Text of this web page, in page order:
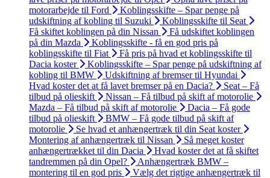
motorarbejde til Ford
Koblingsskifte – Spar penge på
udskiftning af kobling til Suzuki
Koblingsskifte til Seat
Få skiftet koblingen på din Nissan
Få udskiftet koblingen
på din Mazda
Koblingsskifte - få en god pris på
koblingsskifte til Fiat
Få pris på hvad et koblingsskifte til
Dacia koster
Koblingsskifte – Spar penge på udskiftning af
kobling til BMW
Udskiftning af bremser til Hyundai
Hvad koster det at få lavet bremser på en Dacia?
Seat – Få
tilbud på olieskift
Nissan – Få tilbud på skift af motorolie
Mazda – Få tilbud på skift af motorolie
Dacia – Få gode
tilbud på olieskift
BMW – Få gode tilbud på skift af
motorolie
Se hvad et anhængertræk til din Seat koster
Montering af anhængertræk til Nissan
Så meget koster
anhængertrækket til din Dacia
Hvad koster det at få skiftet
tandremmen på din Opel?
Anhængertræk BMW –
montering til en god pris
Vælg det rigtige anhængertræk til